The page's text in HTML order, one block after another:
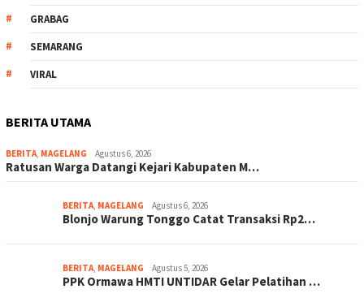
GRABAG
SEMARANG
VIRAL
BERITA UTAMA
BERITA, MAGELANG Agustus 6, 2026
Ratusan Warga Datangi Kejari Kabupaten M…
BERITA, MAGELANG Agustus 6, 2026
Blonjo Warung Tonggo Catat Transaksi Rp2…
BERITA, MAGELANG Agustus 5, 2026
PPK Ormawa HMTI UNTIDAR Gelar Pelatihan …